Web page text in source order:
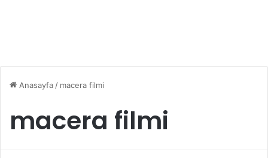
Anasayfa/ macera filmi
macera filmi